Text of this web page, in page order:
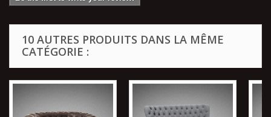
10 AUTRES PRODUITS DANS LA MÊME
CATÉGORIE :